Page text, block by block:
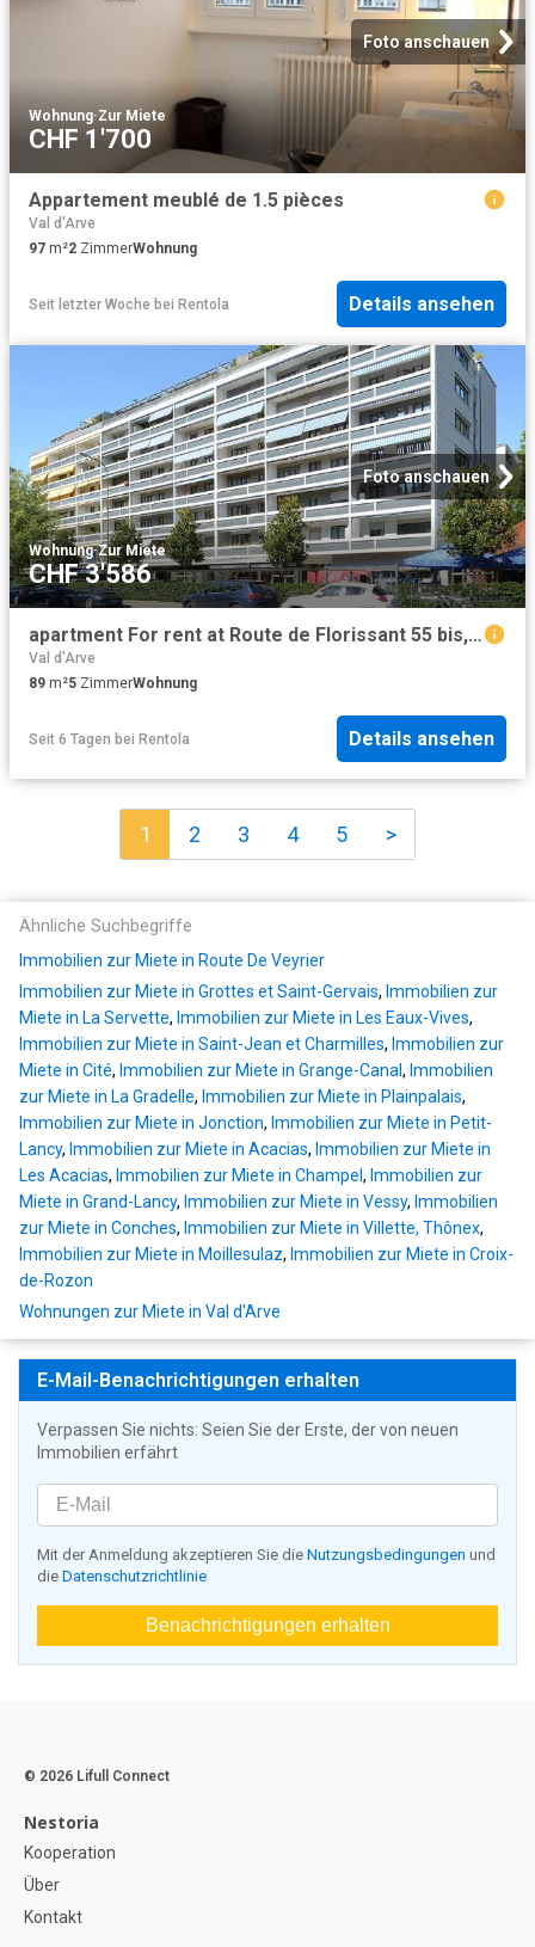
Foto anschauen
Wohnung·Zur Miete
CHF 1'700
Appartement meublé de 1.5 pièces
Val d'Arve
97 m²2 ZimmerWohnung
Seit letzter Woche bei Rentola Details ansehen
Foto anschauen
Wohnung·Zur Miete
CHF 3'586
apartment For rent at Route de Florissant 55 bis, 1206 Genève
Val d'Arve
89 m²5 ZimmerWohnung
Seit 6 Tagen bei Rentola Details ansehen
1 2 3 4 5 >
Ähnliche Suchbegriffe
Immobilien zur Miete in Route De Veyrier
Immobilien zur Miete in Grottes et Saint-Gervais, Immobilien zur
Miete in La Servette, Immobilien zur Miete in Les Eaux-Vives,
Immobilien zur Miete in Saint-Jean et Charmilles, Immobilien zur
Miete in Cité, Immobilien zur Miete in Grange-Canal, Immobilien
zur Miete in La Gradelle, Immobilien zur Miete in Plainpalais,
Immobilien zur Miete in Jonction, Immobilien zur Miete in Petit-
Lancy, Immobilien zur Miete in Acacias, Immobilien zur Miete in
Les Acacias, Immobilien zur Miete in Champel , Immobilien zur
Miete in Grand-Lancy, Immobilien zur Miete in Vessy, Immobilien
zur Miete in Conches, Immobilien zur Miete in Villette, Thônex,
Immobilien zur Miete in Moillesulaz, Immobilien zur Miete in Croix-
de-Rozon
Wohnungen zur Miete in Val d'Arve
E-Mail-Benachrichtigungen erhalten
Verpassen Sie nichts: Seien Sie der Erste, der von neuen
Immobilien erfährt
Mit der Anmeldung akzeptieren Sie die Nutzungsbedingungen und
die Datenschutzrichtlinie
Benachrichtigungen erhalten
© 2026 Lifull Connect
Nestoria
Kooperation
Über
Kontakt